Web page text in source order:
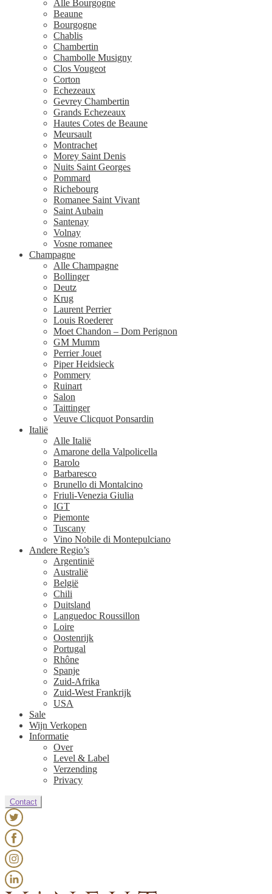
Alle Bourgogne
Beaune
Bourgogne
Chablis
Chambertin
Chambolle Musigny
Clos Vougeot
Corton
Echezeaux
Gevrey Chambertin
Grands Echezeaux
Hautes Cotes de Beaune
Meursault
Montrachet
Morey Saint Denis
Nuits Saint Georges
Pommard
Richebourg
Romanee Saint Vivant
Saint Aubain
Santenay
Volnay
Vosne romanee
Champagne
Alle Champagne
Bollinger
Deutz
Krug
Laurent Perrier
Louis Roederer
Moet Chandon – Dom Perignon
GM Mumm
Perrier Jouet
Piper Heidsieck
Pommery
Ruinart
Salon
Taittinger
Veuve Clicquot Ponsardin
Italië
Alle Italië
Amarone della Valpolicella
Barolo
Barbaresco
Brunello di Montalcino
Friuli-Venezia Giulia
IGT
Piemonte
Tuscany
Vino Nobile di Montepulciano
Andere Regio’s
Argentinië
Australië
België
Chili
Duitsland
Languedoc Roussillon
Loire
Oostenrijk
Portugal
Rhône
Spanje
Zuid-Afrika
Zuid-West Frankrijk
USA
Sale
Wijn Verkopen
Informatie
Over
Level & Label
Verzending
Privacy
Contact